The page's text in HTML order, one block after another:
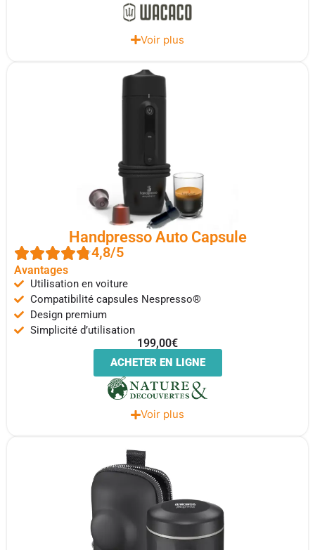
Voir plus
Handpresso Auto Capsule
4,8/5
Avantages
Utilisation en voiture
Compatibilité capsules Nespresso®
Design premium
Simplicité d’utilisation
199,00€
ACHETER EN LIGNE
Voir plus